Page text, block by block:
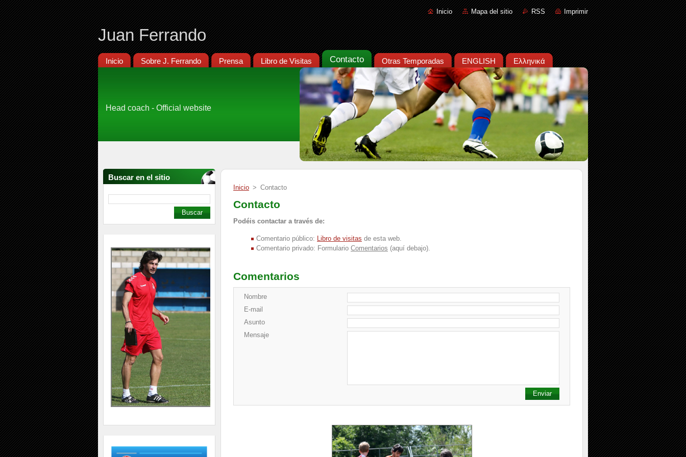
Inicio Mapa del sitio RSS Imprimir
Juan Ferrando
Inicio Sobre J. Ferrando Prensa Libro de Visitas Contacto Otras Temporadas ENGLISH Ελληνικά
Head coach - Official website
Buscar en el sitio
Inicio > Contacto
Contacto
Podéis contactar a través de:
Comentario público: Libro de visitas de esta web.
Comentario privado: Formulario Comentarios (aquí debajo).
Comentarios
Nombre
E-mail
Asunto
Mensaje